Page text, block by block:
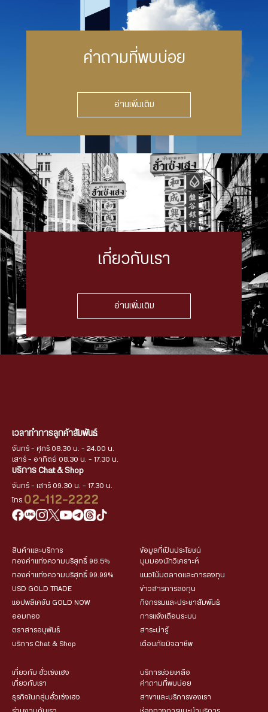
คำถามที่พบบ่อย
อ่านเพิ่มเติม
เกี่ยวกับเรา
อ่านเพิ่มเติม
เวลาทำการลูกค้าสัมพันธ์
จันทร์ - ศุกร์ 08.30 น. - 24.00 น.
เสาร์ - อาทิตย์ 08.30 น. - 17.30 น.
บริการ Chat & Shop
จันทร์ - เสาร์ 09.30 น. - 17.30 น.
โทร. 02-112-2222
สินค้าและบริการ
ทองคำแท่งความบริสุทธิ์ 96.5%
ทองคำแท่งความบริสุทธิ์ 99.99%
USD GOLD TRADE
แอปพลิเคชัน GOLD NOW
ออมทอง
ตราสารอนุพันธ์
บริการ Chat & Shop
ข้อมูลที่เป็นประโยชน์
มุมมองนักวิเคราะห์
แนวโน้มตลาดและการลงทุน
ข่าวสารการลงทุน
กิจกรรมและประชาสัมพันธ์
การแจ้งเตือนระบบ
สาระน่ารู้
เตือนภัยมิจฉาชีพ
เกี่ยวกับ ฮั่วเซ่งเฮง
เกี่ยวกับเรา
ธุรกิจในกลุ่มฮั่วเซ่งเฮง
บริการช่วยเหลือ
คำถามที่พบบ่อย
สาขาและบริการของเรา